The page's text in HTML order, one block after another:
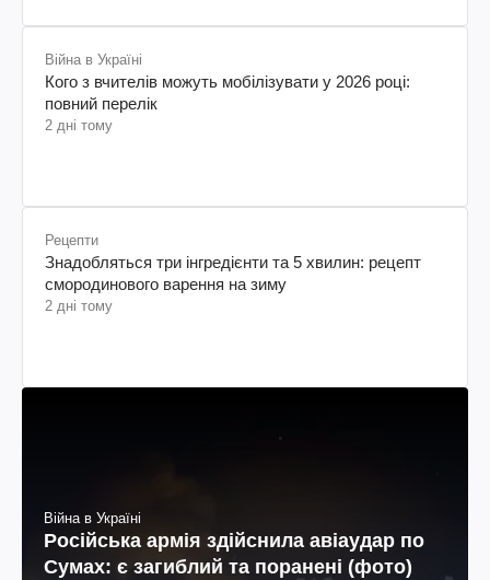
Війна в Україні
Кого з вчителів можуть мобілізувати у 2026 році:
повний перелік
2 дні тому
Рецепти
Знадобляться три інгредієнти та 5 хвилин: рецепт
смородинового варення на зиму
2 дні тому
Війна в Україні
Російська армія здійснила авіаудар по
Сумах: є загиблий та поранені (фото)